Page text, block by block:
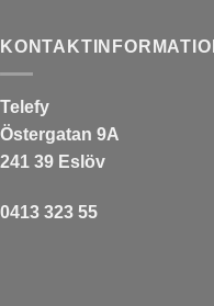
Telefy
Östergatan 9A
241 39 Eslöv
0413 323 55